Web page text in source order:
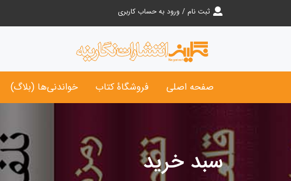
ثبت نام / ورود به حساب کاربری
صفحه اصلی فروشگاۀ کتاب‌ خواندنی‌ها (بلاگ)
سبد خرید